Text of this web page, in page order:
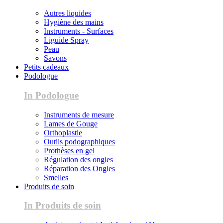
Autres liquides
Hygiène des mains
Instruments - Surfaces
Liguide Spray
Peau
Savons
Petits cadeaux
Podologue
In Podologue
Instruments de mesure
Lames de Gouge
Orthoplastie
Outils podographiques
Prothèses en gel
Régulation des ongles
Réparation des Ongles
Smelles
Produits de soin
In Produits de soin